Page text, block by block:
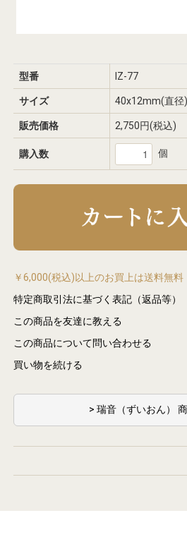
型番 IZ-77
サイズ 40x12mm(直径)
販売価格 2,750円(税込)
購入数 個
￥6,000(税込)以上のお買上は送料無料
特定商取引法に基づく表記（返品等）
この商品を友達に教える
この商品について問い合わせる
買い物を続ける
> 瑞音（ずいおん）